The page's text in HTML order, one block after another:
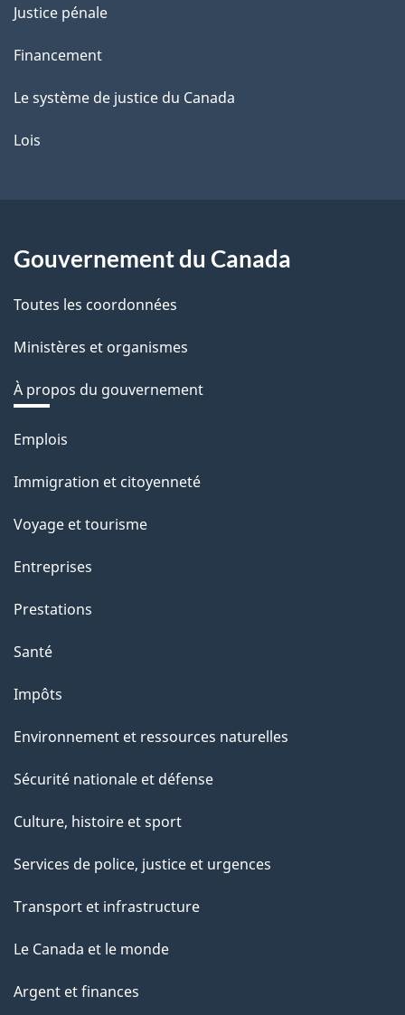
Justice pénale
Financement
Le système de justice du Canada
Lois
Gouvernement du Canada
Toutes les coordonnées
Ministères et organismes
À propos du gouvernement
Thèmes
sujets
Emplois
Immigration et citoyenneté
Voyage et tourisme
Entreprises
Prestations
Santé
Impôts
Environnement et ressources naturelles
Sécurité nationale et défense
Culture, histoire et sport
Services de police, justice et urgences
Transport et infrastructure
Le Canada et le monde
Argent et finances